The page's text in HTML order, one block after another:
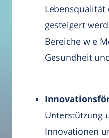
Lebensqualität
gesteigert
Bereiche wie
Gesundheit
Unterstützung
Innovationen